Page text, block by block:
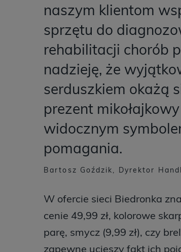
naszym klientom
sprzętu do
rehabilitacji chorób
nadzieję, że
serduszkiem okażą
prezent
widocznym
pomagania.
Bartosz Goździk, Dyrektor
W ofercie sieci Biedronka
cenie 49,99 zł, kolorowe
parę, smycz (9,99 zł), czy
zapewne ucieszy fakt ich